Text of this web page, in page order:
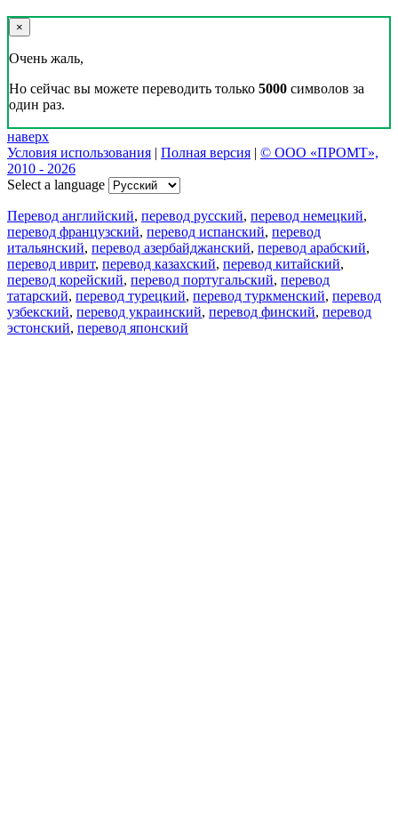
×
Очень жаль,
Но сейчас вы можете переводить только 5000 символов за
один раз.
наверх
Условия использования | Полная версия | © ООО «ПРОМТ»,
2010 - 2026
Select a language
Перевод английский, перевод русский, перевод немецкий,
перевод французский, перевод испанский, перевод
итальянский, перевод азербайджанский, перевод арабский,
перевод иврит, перевод казахский, перевод китайский,
перевод корейский, перевод португальский, перевод
татарский, перевод турецкий, перевод туркменский, перевод
узбекский, перевод украинский, перевод финский, перевод
эстонский, перевод японский